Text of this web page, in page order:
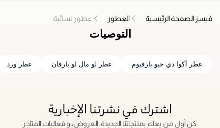
فيسز الصفحة الرئيسية العطور عطور نسائية
التوصيات
عطر أكوا دي جيو بارفيوم عطر لو مال لو بارفان عطر ورد
اشترك في نشرتنا الإخبارية
كن أول من يعلم بمنتجاتنا الجديدة، العروض، و فعاليات المتاجر.